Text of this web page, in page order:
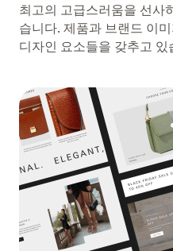
최고의 고급스러움을 선사
습니다. 제품과 브랜드 이
디자인 요소들을 갖추고 있